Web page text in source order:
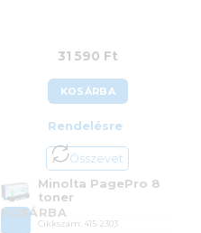
31 590 Ft
KOSÁRBA
Rendelésre
Összevet
KOSÁRBA
Minolta PagePro 8
toner
Cikkszám: 415-2303